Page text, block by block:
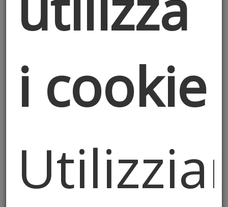
pieno di folla in Piazza
Vecchia
Il quarto Palio di Città Alta si è concluso con
la tradizionale gara del palo della cuccagna.
i cookie